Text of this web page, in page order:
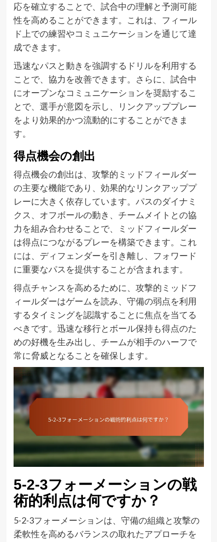
応を確立することで、試合中の理解と予測可能
性を高めることができます。これは、フィール
ド上での練習やコミュニケーションを通じて達
成できます。
迅速なパスと動きを強調するドリルを利用する
ことで、協力を改善できます。さらに、試合中
にオープンなコミュニケーションを奨励するこ
とで、選手が意図を示し、リンクアッププレー
をより効果的かつ流動的にすることができま
す。
得点機会の創出
得点機会の創出は、攻撃的ミッドフィールダー
の主要な機能であり、効果的なリンクアッププ
レーに大きく依存しています。パスのダイナミ
クス、オフボールの動き、チームメイトとの協
力を組み合わせることで、ミッドフィールダー
は得点につながるプレーを構築できます。これ
には、ディフェンダーを引き離し、フォワード
に重要なパスを提供することが含まれます。
得点チャンスを高めるために、攻撃的ミッドフ
ィールダーはゲームを読み、守備の弱点を利用
するタイミングを認識することに焦点を当てる
べきです。迅速な移行とボール保持も得点のた
めの好機を生み出し、チームが相手のハーフで
常に脅威となることを確保します。
5-2-3フォーメーションの戦
術的利点は何ですか？
5-2-3フォーメーションは、守備の組織と攻撃の
柔軟性を高めるバランスの取れたアプローチを